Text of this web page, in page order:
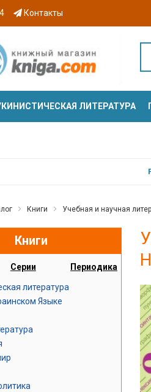
Контакты
ЛИТЕРАТУРА
Книги Учебная и научная
Книги
Серии Периодика
литература
Языке